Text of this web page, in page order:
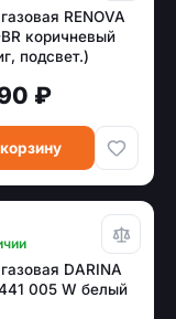
RENOVA
коричневый
подсвет.)
₽
DARINA
005 W белый